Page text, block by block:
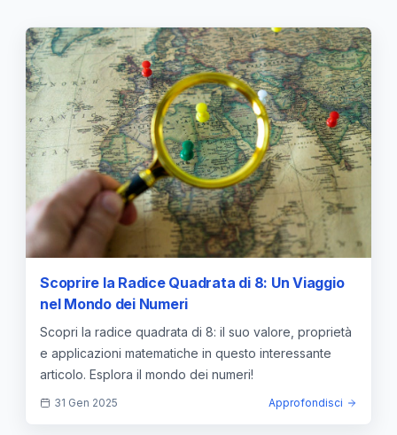
Scoprire la Radice Quadrata di 8: Un Viaggio
nel Mondo dei Numeri
Scopri la radice quadrata di 8: il suo valore, proprietà
e applicazioni matematiche in questo interessante
articolo. Esplora il mondo dei numeri!
31 Gen 2025 Approfondisci